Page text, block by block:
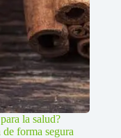
la salud?
forma segura